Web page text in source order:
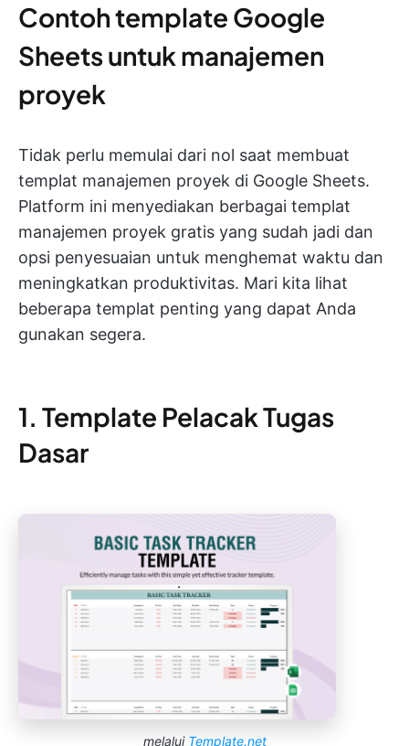
Contoh template Google
Sheets untuk manajemen
proyek
Tidak perlu memulai dari nol saat membuat
templat manajemen proyek di Google Sheets.
Platform ini menyediakan berbagai templat
manajemen proyek gratis yang sudah jadi dan
opsi penyesuaian untuk menghemat waktu dan
meningkatkan produktivitas. Mari kita lihat
beberapa templat penting yang dapat Anda
gunakan segera.
1. Template Pelacak Tugas
Dasar
melalui Template.net